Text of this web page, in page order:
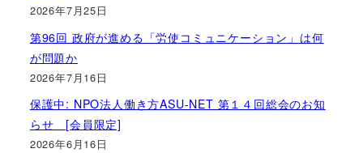
2026年7月25日
第96回 政府が進める「労使コミュニケーション」は何
が問題か
2026年7月16日
保護中: NPO法人働き方ASU-NET 第１４回総会のお知
らせ [会員限定]
2026年6月16日